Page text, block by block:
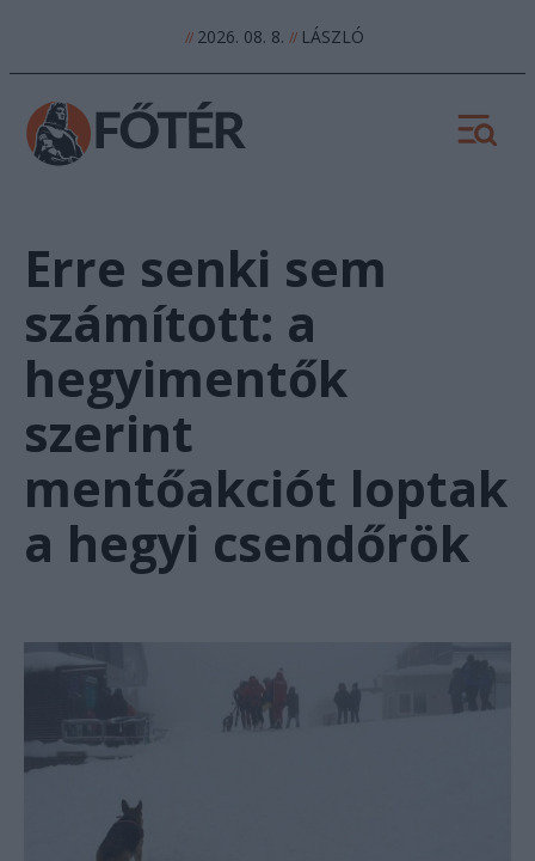
//2026. 08. 8. //LÁSZLÓ
Erre senki sem
számított: a
hegyimentők
szerint
mentőakciót loptak
a hegyi csendőrök